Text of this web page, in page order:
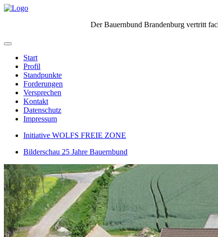
Der Bauernbund Brandenburg vertritt
Start
Profil
Standpunkte
Forderungen
Versprechen
Kontakt
Datenschutz
Impressum
Initiative WOLFS FREIE ZONE
Bilderschau 25 Jahre Bauernbund